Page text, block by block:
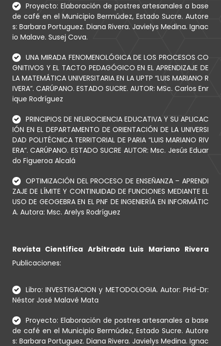
Proyecto: Elaboración de postres artesanales a base
de café en el Municipio Bermúdez, Estado Sucre. Autore
s: Barbara Portuguez. Diana Rivera. Javielys Medina. Ignac
io Malave. Susej Cova.
UNA MIRADA FENOMENOLÓGICA DE LOS PROCESOS CO
GNITIVOS Y EL TACTO PEDAGÓGICO EN EL APRENDIZAJE DE
LA MATEMÁTICA UNIVERSITARIA EN LA UPTP “LUIS MARIANO R
IVERA”. CARÚPANO. ESTADO SUCRE. AUTOR: MSc. Carlos Enr
ique Rodríguez
PRINCIPIOS DE NEUROCIENCIA EDUCATIVA Y SU APLICAC
IÓN EN EL DEPARTAMENTO DE ORIENTACIÓN DE LA UNIVERSI
DAD POLITÉCNICA TERRITORIAL DE PARIA “LUIS MARIANO RIV
ERA”. CARÚPANO. ESTADO SUCRE AUTOR: Msc. Jesús Eduar
do Figueroa Alcalá
OPTIMIZACIÓN DEL PROCESO DE ENSEÑANZA – APRENDI
ZAJE DE LÍMITE Y CONTINUIDAD DE FUNCIONES MEDIANTE EL
USO DE GEOGEBRA EN EL PNF DE INGENIERÍA EN INFORMÁTIC
A. Autora: Msc. Arelys Rodríguez
Revista Científica Arbitrada Luis Mariano Rivera
Publicaciones:
Libro: INVESTIGACION y METODOLOGIA. Autor: PHd-Dr:
Néstor José Malavé Mata
Proyecto: Elaboración de postres artesanales a base
de café en el Municipio Bermúdez, Estado Sucre. Autore
s: Barbara Portuguez. Diana Rivera. Javielys Medina. Ignac